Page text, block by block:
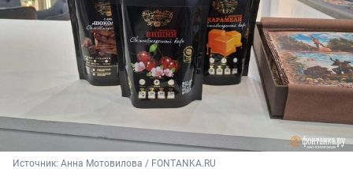
Источник: Анна Мотовилова / FONTANKA.RU